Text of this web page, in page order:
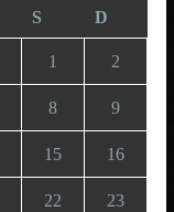
S D
1 2
8 9
15 16
22 23